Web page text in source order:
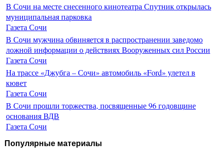
В Сочи на месте снесенного кинотеатра Спутник открылась
муниципальная парковка
Газета Сочи
В Сочи мужчина обвиняется в распространении заведомо
ложной информации о действиях Вооруженных сил России
Газета Сочи
На трассе «Джубга – Сочи» автомобиль «Ford» улетел в
кювет
Газета Сочи
В Сочи прошли торжества, посвященные 96 годовщине
основания ВДВ
Газета Сочи
Популярные материалы